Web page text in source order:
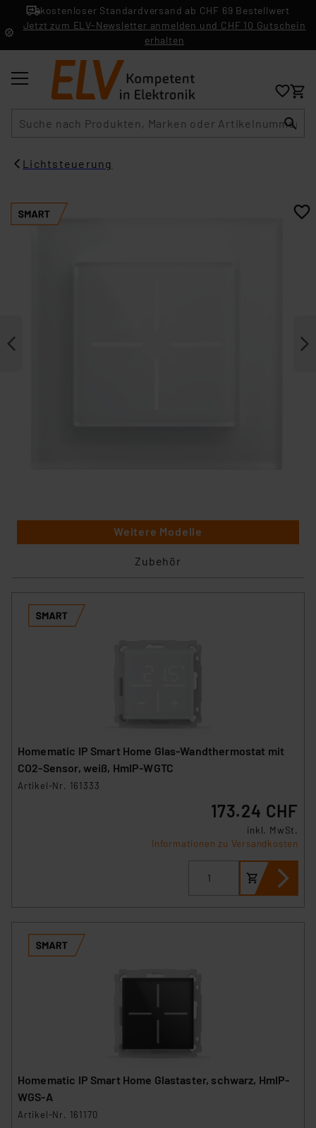
kostenloser Standardversand ab CHF 69 Bestellwert
Jetzt zum ELV-Newsletter anmelden und CHF 10 Gutschein
erhalten
Lichtsteuerung
Weitere Modelle
Zubehör
Homematic IP Smart Home Glas-Wandthermostat mit
CO2-Sensor, weiß, HmIP-WGTC
Artikel-Nr. 161333
173.24 CHF
inkl. MwSt.
Informationen zu Versandkosten
Homematic IP Smart Home Glastaster, schwarz, HmIP-
WGS-A
Artikel-Nr. 161170